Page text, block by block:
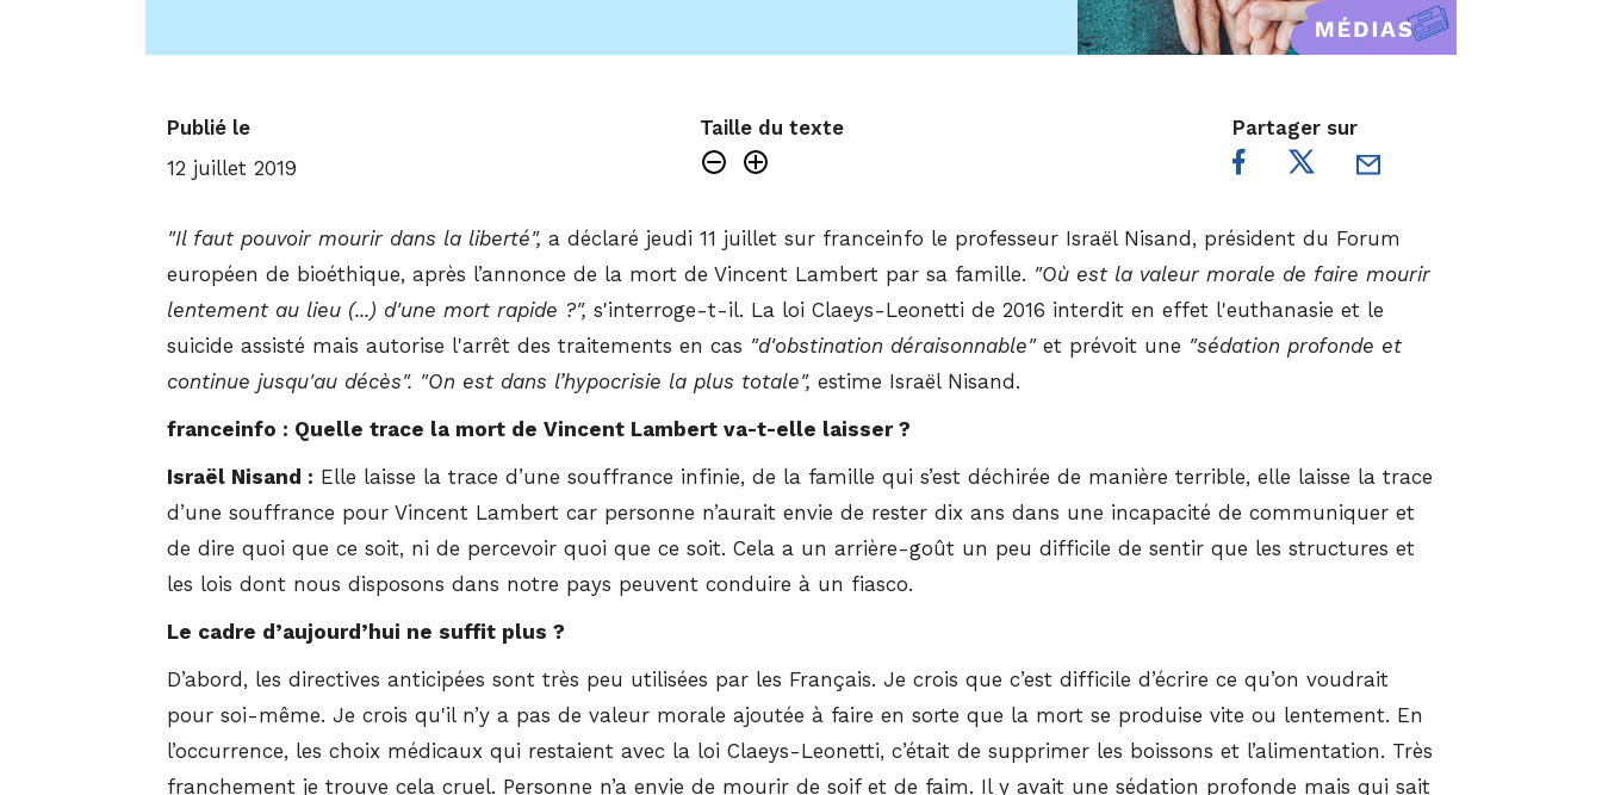
Publié le
12 juillet 2019
Taille du texte Partager sur
"Il faut pouvoir mourir dans la liberté", a déclaré jeudi 11 juillet sur franceinfo le professeur Israël Nisand, président du Forum
européen de bioéthique, après l’annonce de la mort de Vincent Lambert par sa famille. "Où est la valeur morale de faire mourir
lentement au lieu (...) d'une mort rapide ?", s'interroge-t-il. La loi Claeys-Leonetti de 2016 interdit en effet l'euthanasie et le
suicide assisté mais autorise l'arrêt des traitements en cas "d'obstination déraisonnable"et prévoit une "sédation profonde et
continue jusqu'au décès". "On est dans l’hypocrisie la plus totale", estime Israël Nisand.
franceinfo : Quelle trace la mort de Vincent Lambert va-t-elle laisser ?
Israël Nisand : Elle laisse la trace d’une souffrance infinie, de la famille qui s’est déchirée de manière terrible, elle laisse la trace
d’une souffrance pour Vincent Lambert car personne n’aurait envie de rester dix ans dans une incapacité de communiquer et
de dire quoi que ce soit, ni de percevoir quoi que ce soit. Cela a un arrière-goût un peu difficile de sentir que les structures et
les lois dont nous disposons dans notre pays peuvent conduire à un fiasco.
Le cadre d’aujourd’hui ne suffit plus ?
D’abord, les directives anticipées sont très peu utilisées par les Français. Je crois que c’est difficile d’écrire ce qu’on voudrait
pour soi-même. Je crois qu'il n’y a pas de valeur morale ajoutée à faire en sorte que la mort se produise vite ou lentement. En
l’occurrence, les choix médicaux qui restaient avec la loi Claeys-Leonetti, c’était de supprimer les boissons et l’alimentation. Très
franchement je trouve cela cruel. Personne n’a envie de mourir de soif et de faim. Il y avait une sédation profonde mais qui sait